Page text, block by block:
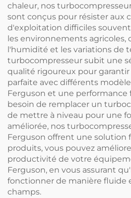
chaleur, nos
sont conçus pour résister aux
d'exploitation difficiles
les environnements agricoles,
l'humidité et les variations de
turbocompresseur subit une
qualité rigoureux pour
parfaite avec différents
Ferguson et une performance
besoin de remplacer un
de mettre à niveau pour une
améliorée, nos
Ferguson offrent une solution
produits, vous pouvez
productivité de votre
Ferguson, en vous assurant
fonctionner de manière fluide
champs.